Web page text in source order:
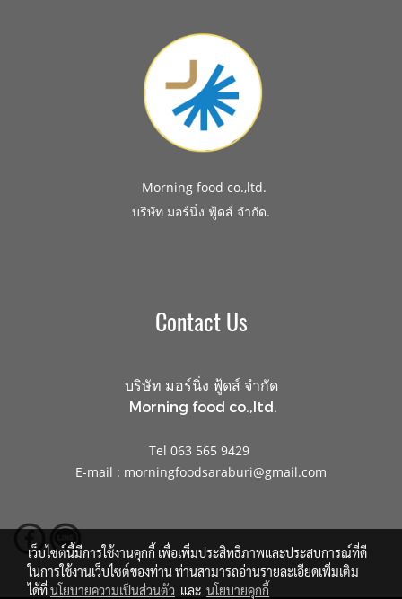
Morning food co.,ltd.
บริษัท มอร์นิ่ง ฟู้ดส์ จำกัด.
Contact Us
บริษัท มอร์นิ่ง ฟู้ดส์ จำกัด
Morning food co.,ltd.
Tel 063 565 9429
E-mail : morningfoodsaraburi@gmail.com
เว็บไซต์นี้มีการใช้งานคุกกี้ เพื่อเพิ่มประสิทธิภาพและประสบการณ์ที่ดี
ในการใช้งานเว็บไซต์ของท่าน ท่านสามารถอ่านรายละเอียดเพิ่มเติม
ได้ที่นโยบายความเป็นส่วนตัว และ นโยบายคุกกี้